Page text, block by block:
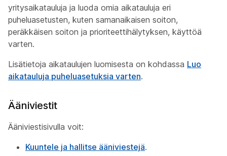
yritysaikatauluja ja luoda omia aikatauluja eri
puheluasetusten, kuten samanaikaisen soiton,
peräkkäisen soiton ja prioriteettihälytyksen, käyttöä
varten.
Lisätietoja aikataulujen luomisesta on kohdassa Luo
aikatauluja puheluasetuksia varten.
Ääniviestit
Ääniviestisivulla voit:
Kuuntele ja hallitse ääniviestejä.